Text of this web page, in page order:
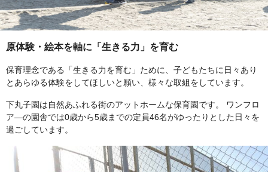
原体験・絵本を軸に「生きる力」を育む
保育理念である「生きる力を育む」ために、子どもたちに日々あり
とあらゆる体験をしてほしいと願い、様々な取組をしています。
下丸子園は自然あふれる街のアットホームな保育園です。 ワンフロ
ア―の園舎では0歳から5歳までの定員46名がゆったりとした日々を
過ごしています。